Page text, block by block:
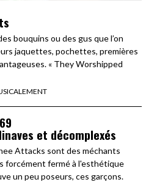
bouquins ou des gus que l’on
jaquettes, pochettes, premières
« They Worshipped
et décomplexés
Attacks sont des méchants
forcément fermé à l'esthétique
un peu poseurs, ces garçons.